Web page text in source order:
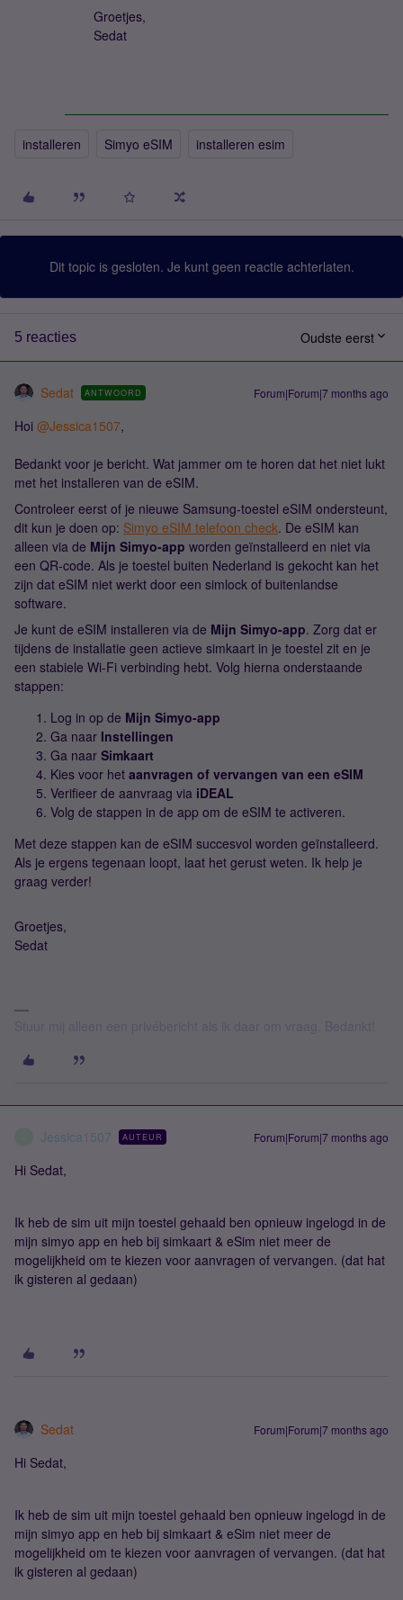
Groetjes,
Sedat
installeren Simyo eSIM installeren esim
Dit topic is gesloten. Je kunt geen reactie achterlaten.
5 reacties Oudste eerst
Sedat ANTWOORD Forum|Forum|7 months ago
Hoi ​ @Jessica1507,
Bedankt voor je bericht. Wat jammer om te horen dat het niet lukt
met het installeren van de eSIM.
Controleer eerst of je nieuwe Samsung-toestel eSIM ondersteunt,
dit kun je doen op: Simyo eSIM telefoon check. De eSIM kan
alleen via de Mijn Simyo-app worden geïnstalleerd en niet via
een QR-code. Als je toestel buiten Nederland is gekocht kan het
zijn dat eSIM niet werkt door een simlock of buitenlandse
software.
Je kunt de eSIM installeren via de Mijn Simyo-app. Zorg dat er
tijdens de installatie geen actieve simkaart in je toestel zit en je
een stabiele Wi-Fi verbinding hebt. Volg hierna onderstaande
stappen:
Log in op de Mijn Simyo-app
Ga naar Instellingen
Ga naar Simkaart
Kies voor het aanvragen of vervangen van een eSIM
Verifieer de aanvraag via iDEAL
Volg de stappen in de app om de eSIM te activeren.
Met deze stappen kan de eSIM succesvol worden geïnstalleerd.
Als je ergens tegenaan loopt, laat het gerust weten. Ik help je
graag verder!
Groetjes,
Sedat
Jessica1507 AUTEUR Forum|Forum|7 months ago
Hi Sedat,
Ik heb de sim uit mijn toestel gehaald ben opnieuw ingelogd in de
mijn simyo app en heb bij simkaart & eSim niet meer de
mogelijkheid om te kiezen voor aanvragen of vervangen. (dat hat
ik gisteren al gedaan)
Sedat Forum|Forum|7 months ago
Hi Sedat,
Ik heb de sim uit mijn toestel gehaald ben opnieuw ingelogd in de
mijn simyo app en heb bij simkaart & eSim niet meer de
mogelijkheid om te kiezen voor aanvragen of vervangen. (dat hat
ik gisteren al gedaan)